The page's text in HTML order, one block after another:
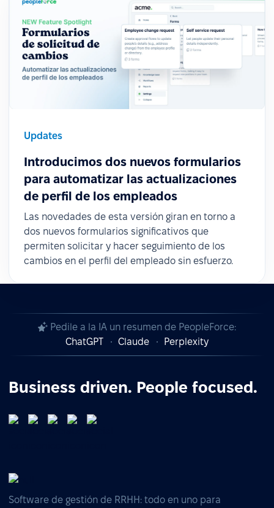
Updates
Introducimos dos nuevos formularios
para automatizar las actualizaciones
de perfil de los empleados
Las novedades de esta versión giran en torno a
dos nuevos formularios significativos que
permiten solicitar y hacer seguimiento de los
cambios en el perfil del empleado sin esfuerzo.
Pedile a la IA un resumen de PeopleForce:
ChatGPT
Claude Perplexity
Business driven. People focused.
Software de gestión de RRHH: todo en uno para